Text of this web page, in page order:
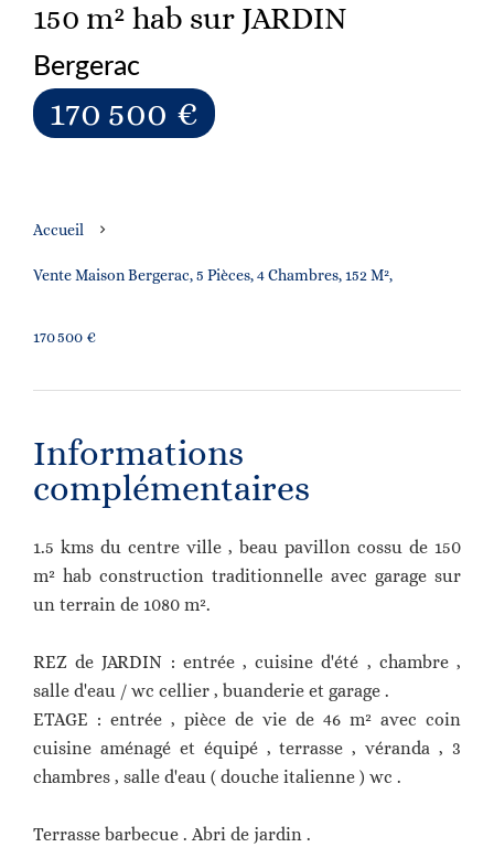
150 m² hab sur JARDIN
Bergerac
170 500 €
Accueil
Vente Maison Bergerac, 5 Pièces, 4 Chambres, 152 M²,
170 500 €
Informations
complémentaires
1.5 kms du centre ville , beau pavillon cossu de 150
m² hab construction traditionnelle avec garage sur
un terrain de 1080 m².
REZ de JARDIN : entrée , cuisine d'été , chambre ,
salle d'eau / wc cellier , buanderie et garage .
ETAGE : entrée , pièce de vie de 46 m² avec coin
cuisine aménagé et équipé , terrasse , véranda , 3
chambres , salle d'eau ( douche italienne ) wc .
Terrasse barbecue . Abri de jardin .